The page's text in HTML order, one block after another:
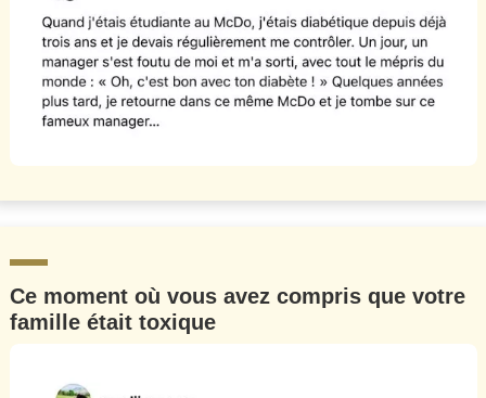
Ce moment où vous avez compris que votre
famille était toxique